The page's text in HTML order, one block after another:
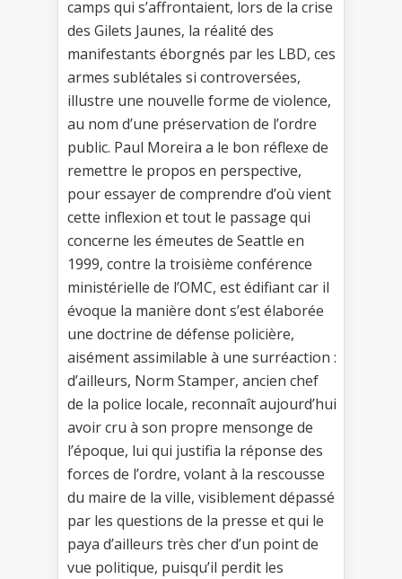
camps qui s’affrontaient, lors de la crise
des Gilets Jaunes, la réalité des
manifestants éborgnés par les LBD, ces
armes sublétales si controversées,
illustre une nouvelle forme de violence,
au nom d’une préservation de l’ordre
public. Paul Moreira a le bon réflexe de
remettre le propos en perspective,
pour essayer de comprendre d’où vient
cette inflexion et tout le passage qui
concerne les émeutes de Seattle en
1999, contre la troisième conférence
ministérielle de l’OMC, est édifiant car il
évoque la manière dont s’est élaborée
une doctrine de défense policière,
aisément assimilable à une surréaction :
d’ailleurs, Norm Stamper, ancien chef
de la police locale, reconnaît aujourd’hui
avoir cru à son propre mensonge de
l’époque, lui qui justifia la réponse des
forces de l’ordre, volant à la rescousse
du maire de la ville, visiblement dépassé
par les questions de la presse et qui le
paya d’ailleurs très cher d’un point de
vue politique, puisqu’il perdit les